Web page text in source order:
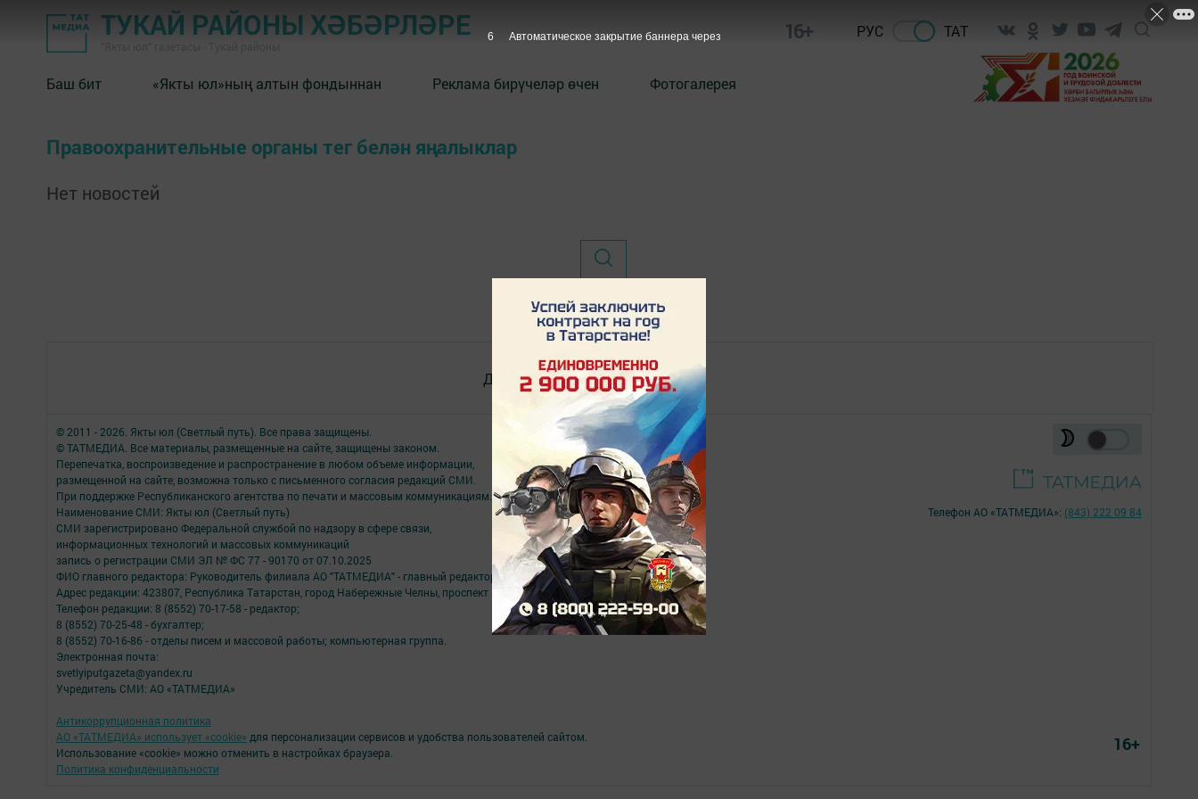
ТУКАЙ РАЙОНЫ ХӘБӘРЛӘРЕ 16+ РУС ТАТ
Баш бит «Якты юл»ның алтын фондыннан Реклама бирүчеләр өчен Фотогалерея
Правоохранительные органы тег белән яңалыклар
Нет новостей
Документлар Төрле темалар
© 2011 - 2026. Якты юл (Светлый путь). Все права защищены.
© ТАТМЕДИА. Все материалы, размещенные на сайте, защищены законом.
Перепечатка, воспроизведение и распространение в любом объеме информации,
размещенной на сайте, возможна только с письменного согласия редакций СМИ.
При поддержке Республиканского агентства по печати и массовым коммуникациям.
Наименование СМИ: Якты юл (Светлый путь)
СМИ зарегистрировано Федеральной службой по надзору в сфере связи,
информационных технологий и массовых коммуникаций
запись о регистрации СМИ ЭЛ № ФС 77 - 90170 от 07.10.2025
ФИО главного редактора: Руководитель филиала АО "ТАТМЕДИА" - главный редактор Аверьянова Олеся Борисовна
Адрес редакции: 423807, Республика Татарстан, город Набережные Челны, проспект Мусы Джалиля, 46
Телефон редакции: 8 (8552) 70-17-58 - редактор;
8 (8552) 70-25-48 - бухгалтер;
8 (8552) 70-16-86 - отделы писем и массовой работы; компьютерная группа.
Электронная почта:
svetlyiputgazeta@yandex.ru
Учредитель СМИ: АО «ТАТМЕДИА»
Антикоррупционная политика
АО «ТАТМЕДИА» использует «cookie» для персонализации сервисов и удобства пользователей сайтом.
Использование «cookie» можно отменить в настройках браузера.
Политика конфиденциальности
Телефон АО «ТАТМЕДИА»: (843) 222 09 84
16+
6 Автоматическое закрытие баннера через